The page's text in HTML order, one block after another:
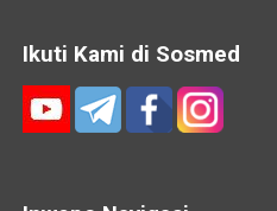
Ikuti Kami di Sosmed